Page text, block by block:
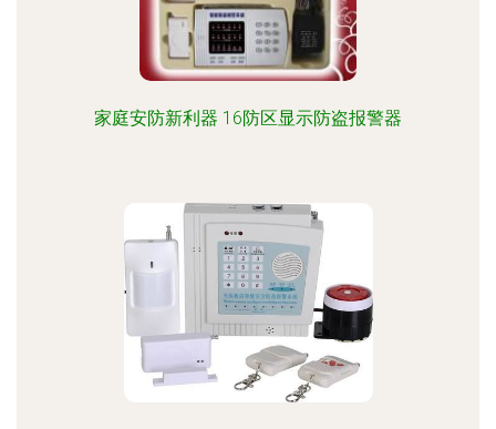
家庭安防新利器 16防区显示防盗报警器